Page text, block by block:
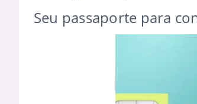
Seu passaporte para